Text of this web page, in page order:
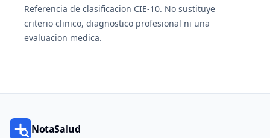
Referencia de clasificacion CIE-10. No sustituye
criterio clinico, diagnostico profesional ni una
evaluacion medica.
NotaSalud